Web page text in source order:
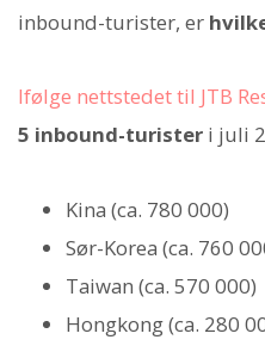
inbound-turister, er
Ifølge nettstedet til JTB
5 inbound-turister i juli
Kina (ca. 780 000)
Sør-Korea (ca. 760
Taiwan (ca. 570 000)
Hongkong (ca. 280